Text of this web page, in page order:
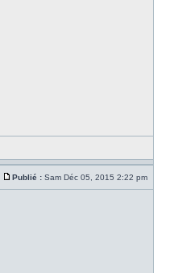
Publié : Sam Déc 05, 2015 2:22 pm